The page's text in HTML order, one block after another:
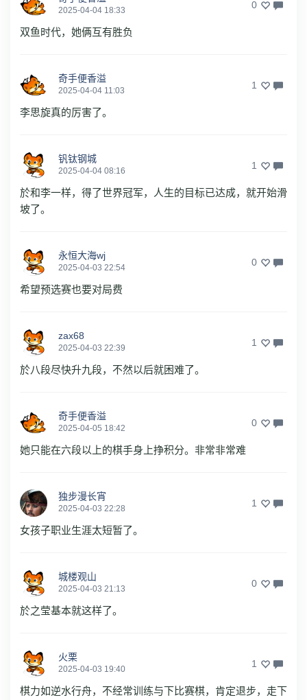
2025-04-04 18:33 0
双鱼时代，她俩互有胜负
奇手便香溢
2025-04-04 11:03 1
李思旋真的厉害了。
钒钛钢城
2025-04-04 08:16 1
於和李一样，得了世界冠军，人生的目标已达成，就开始滑
坡了。
永恒大海wj
2025-04-03 22:54 0
希望预选赛也要对局费
zax68
2025-04-03 22:39 1
於八段尽快升九段，不然以后就困难了。
奇手便香溢
2025-04-05 18:42 0
她只能在六段以上的棋手身上挣积分。非常非常难
独步漫长宵
2025-04-03 22:28 1
女孩子职业生涯太短暂了。
城楼观山
2025-04-03 21:13 0
於之莹基本就这样了。
火栗
2025-04-03 19:40 1
棋力如逆水行舟，不经常训练与下比赛棋，肯定退步，走下